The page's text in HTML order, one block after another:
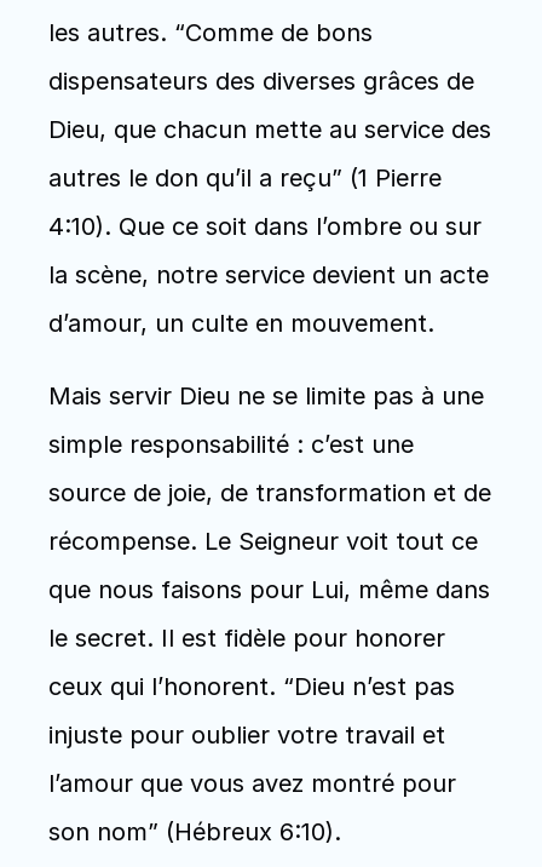
les autres. “Comme de bons
dispensateurs des diverses grâces de
Dieu, que chacun mette au service des
autres le don qu’il a reçu” (1 Pierre
4:10). Que ce soit dans l’ombre ou sur
la scène, notre service devient un acte
d’amour, un culte en mouvement.
Mais servir Dieu ne se limite pas à une
simple responsabilité : c’est une
source de joie, de transformation et de
récompense. Le Seigneur voit tout ce
que nous faisons pour Lui, même dans
le secret. Il est fidèle pour honorer
ceux qui l’honorent. “Dieu n’est pas
injuste pour oublier votre travail et
l’amour que vous avez montré pour
son nom” (Hébreux 6:10).